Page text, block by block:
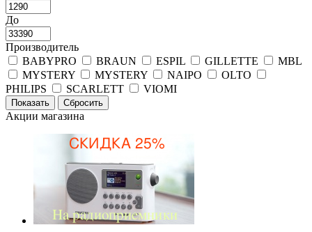
До
Производитель
BABYPRO
BRAUN ESPIL GILLETTE
MBL
MYSTERY
MYSTERY NAIPO
OLTO
PHILIPS
SCARLETT VIOMI
Акции магазина